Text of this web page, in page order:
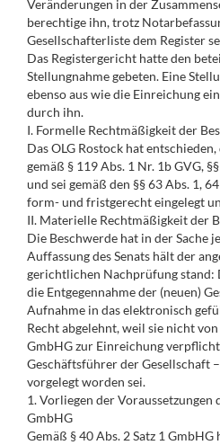
Veränderungen in der
berechtige ihn, trotz
Gesellschafterliste dem Register
Das Registergericht hatte den
Stellungnahme gebeten. Eine
ebenso aus wie die Einreichung
durch ihn.
I. Formelle Rechtmäßigkeit der
Das OLG Rostock hat
gemäß § 119 Abs. 1 Nr. 1b GVG,
und sei gemäß den §§ 63 Abs. 1,
form- und fristgerecht eingelegt
II. Materielle Rechtmäßigkeit der
Die Beschwerde hat in der Sache
Auffassung des Senats hält der
gerichtlichen Nachprüfung stand:
die Entgegennahme der (neuen)
Aufnahme in das elektronisch
Recht abgelehnt, weil sie nicht von
GmbHG zur Einreichung
Geschäftsführer der Gesellschaft
vorgelegt worden sei.
1. Vorliegen der Voraussetzungen
GmbHG
Gemäß § 40 Abs. 2 Satz 1